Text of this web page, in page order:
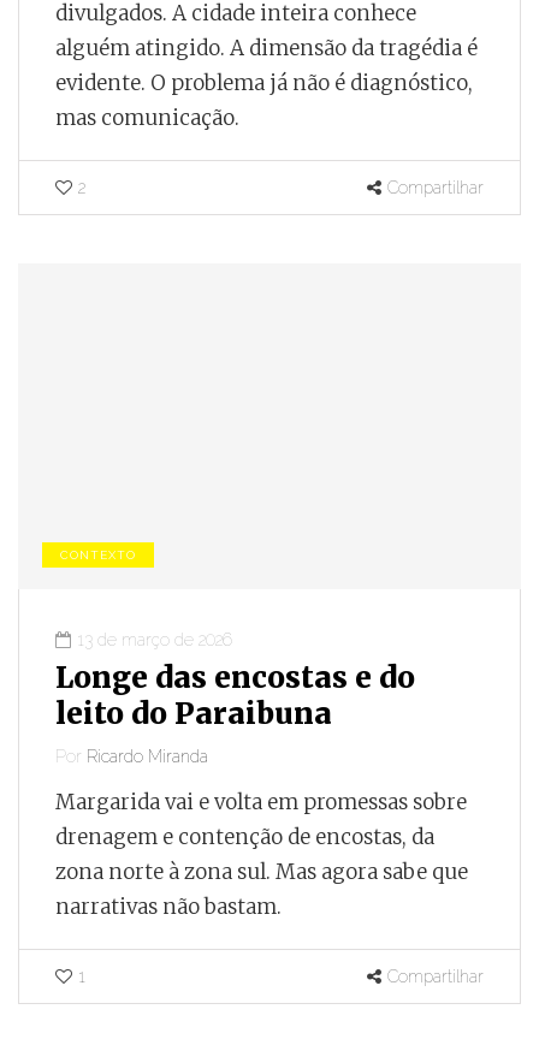
divulgados. A cidade inteira conhece
alguém atingido. A dimensão da tragédia é
evidente. O problema já não é diagnóstico,
mas comunicação.
2 Compartilhar
CONTEXTO
13 de março de 2026
Longe das encostas e do
leito do Paraibuna
Por Ricardo Miranda
Margarida vai e volta em promessas sobre
drenagem e contenção de encostas, da
zona norte à zona sul. Mas agora sabe que
narrativas não bastam.
1 Compartilhar